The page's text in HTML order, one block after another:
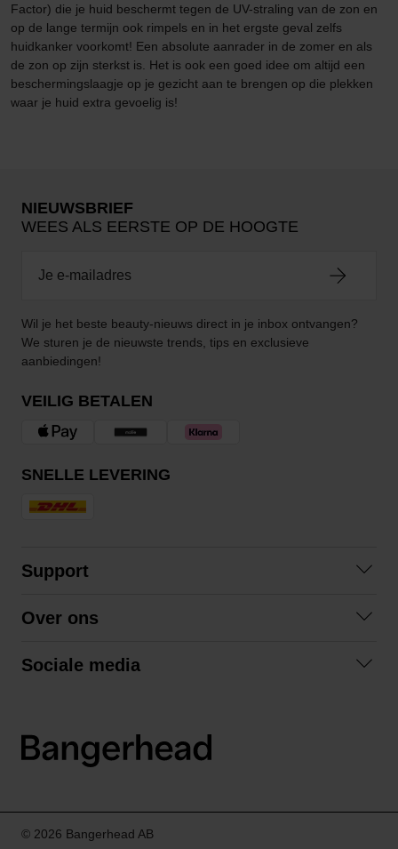
Factor) die je huid beschermt tegen de UV-straling van de zon en
op de lange termijn ook rimpels en in het ergste geval zelfs
huidkanker voorkomt! Een absolute aanrader in de zomer en als
de zon op zijn sterkst is. Het is ook een goed idee om altijd een
beschermingslaagje op je gezicht aan te brengen op die plekken
waar je huid extra gevoelig is!
NIEUWSBRIEF
WEES ALS EERSTE OP DE HOOGTE
Wil je het beste beauty-nieuws direct in je inbox ontvangen?
We sturen je de nieuwste trends, tips en exclusieve
aanbiedingen!
VEILIG BETALEN
SNELLE LEVERING
Support
Algemene voorwaarden
Over ons
Sociale media
LinkedIn
© 2026 Bangerhead AB